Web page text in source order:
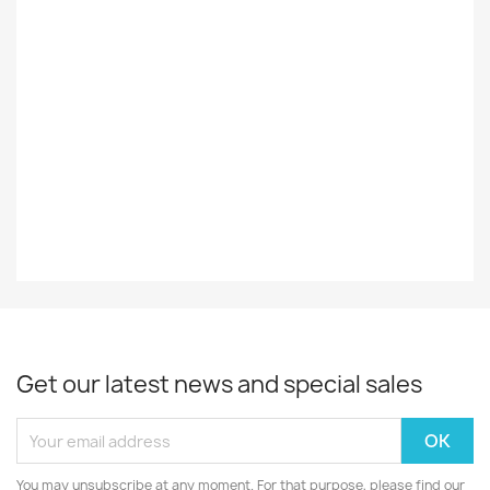
Get our latest news and special sales
You may unsubscribe at any moment. For that purpose, please find our